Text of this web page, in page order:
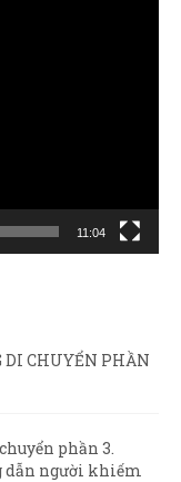
11:04
CHUYỂN PHẦN
phần 3.
dẫn người khiếm